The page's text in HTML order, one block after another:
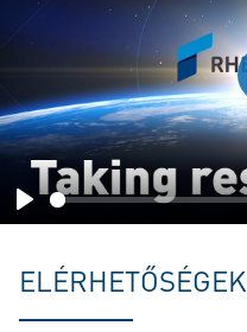
Play
ELÉRHETŐSÉGEK